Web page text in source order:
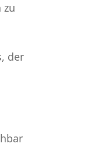
zu
der